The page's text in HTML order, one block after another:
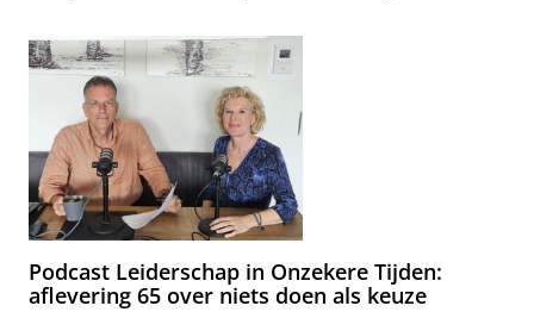
Podcast Leiderschap in Onzekere Tijden:
aflevering 65 over niets doen als keuze